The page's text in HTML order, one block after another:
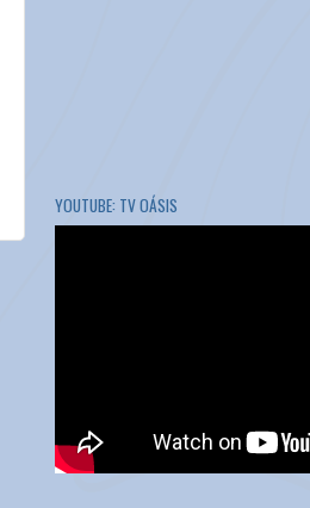
YOUTUBE: TV OÁSIS